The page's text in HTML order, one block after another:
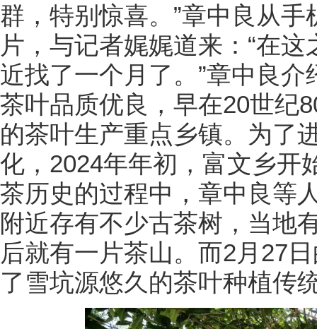
群，特别惊喜。”章中良从
片，与记者娓娓道来：“在
近找了一个月了。”章中良
茶叶品质优良，早在20世纪
的茶叶生产重点乡镇。为了
化，2024年年初，富文乡开
茶历史的过程中，章中良等
附近存有不少古茶树，当地
后就有一片茶山。而2月27
了雪坑源悠久的茶叶种植传